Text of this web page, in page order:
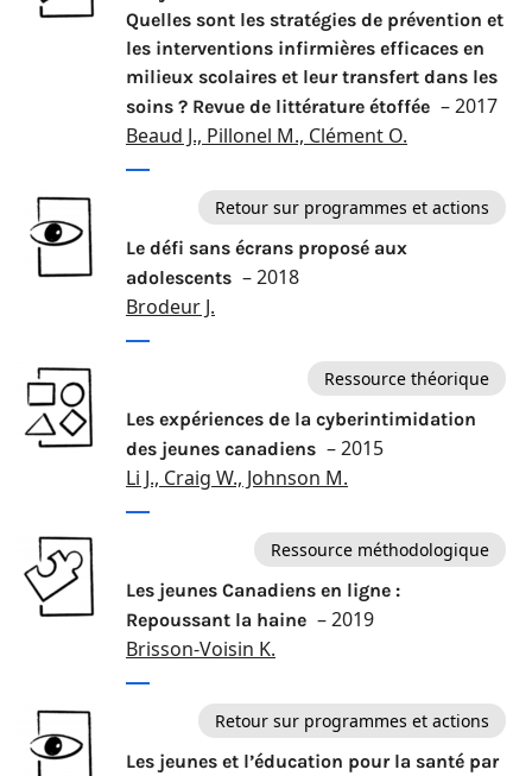
Quelles sont les stratégies de prévention et
les interventions infirmières efficaces en
milieux scolaires et leur transfert dans les
soins ? Revue de littérature étoffée – 2017
Beaud J., Pillonel M., Clément O.
Retour sur programmes et actions
Le défi sans écrans proposé aux
adolescents – 2018
Brodeur J.
Ressource théorique
Les expériences de la cyberintimidation
des jeunes canadiens – 2015
Li J., Craig W., Johnson M.
Ressource méthodologique
Les jeunes Canadiens en ligne :
Repoussant la haine – 2019
Brisson-Voisin K.
Retour sur programmes et actions
Les jeunes et l’éducation pour la santé par